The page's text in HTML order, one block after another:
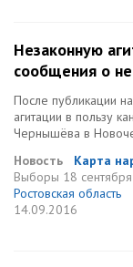
Незаконную
сообщения о
После публикации
агитации в пользу
Чернышёва в
Новость
Карта
Выборы 18
Ростовская область
14.09.2016